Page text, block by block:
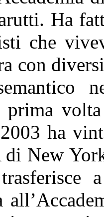
Ha
che
con
prima
ha
New